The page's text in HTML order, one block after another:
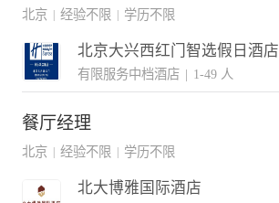
北京 | 经验不限 | 学历不限
北京大兴西红门智选假日酒店
有限服务中档酒店 | 1-49 人
餐厅经理
北京 经验不限 学历不限
北大博雅国际酒店